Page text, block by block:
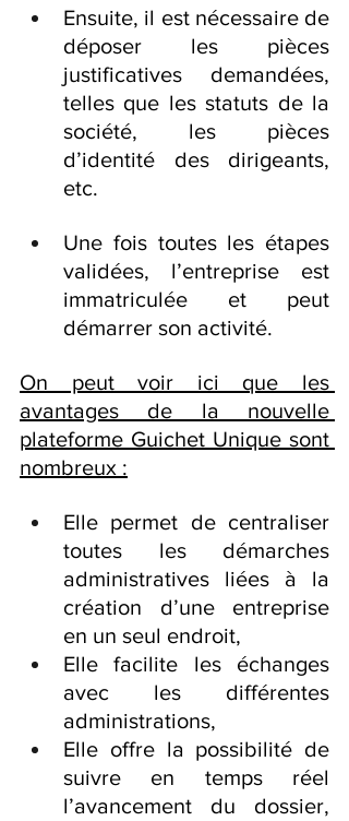
Ensuite, il est nécessaire de
déposer les pièces
justificatives demandées,
telles que les statuts de la
société, les pièces
d’identité des dirigeants,
etc.
Une fois toutes les étapes
validées, l’entreprise est
immatriculée et peut
démarrer son activité.
On peut voir ici que les
avantages de la nouvelle
plateforme Guichet Unique sont
nombreux :
Elle permet de centraliser
toutes les démarches
administratives liées à la
création d’une entreprise
en un seul endroit,
Elle facilite les échanges
avec les différentes
administrations,
Elle offre la possibilité de
suivre en temps réel
l’avancement du dossier,